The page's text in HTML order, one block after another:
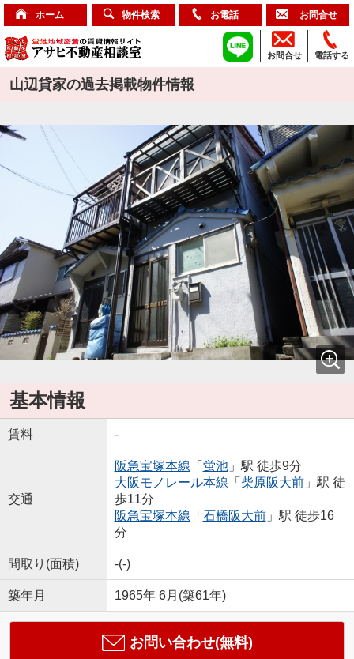
ホーム 物件検索 お電話 お問合せ
電話する
お問合せ
山辺貸家の過去掲載物件情報
基本情報
賃料 -
交通
阪急宝塚本線 「 蛍池」駅 徒歩9分
大阪モノレール本線 「 柴原阪大前」駅 徒
歩11分
阪急宝塚本線 「 石橋阪大前」駅 徒歩16
分
間取り(面積) -(-)
築年月 1965年 6月(築61年)
お問い合わせ(無料)